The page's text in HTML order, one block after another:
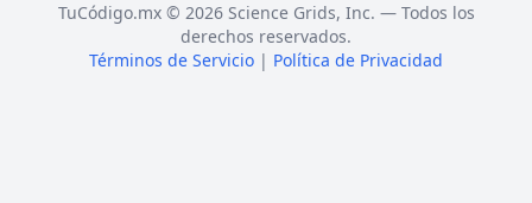
TuCódigo.mx © 2026 Science Grids, Inc. — Todos los
derechos reservados.
Términos de Servicio | Política de Privacidad